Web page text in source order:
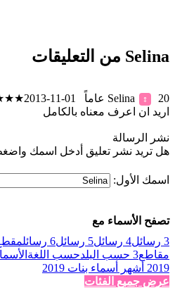
Selina من التعليقات
Selina ♀ 20 عاماً 01-11-2013 ★
★
اريد ان اعرف معناه بالكامل
نشر الرسالة
هل تريد نشر تعليق أدخل اسمك
اسمك الأول:
تصفح الأسماء مع
3 رسائل
4 رسائل 5 رسائل 6 رسائل
مقاطع3
حسب البلدحسب اللغة
2019 أشهر أسماء بنات 2019
عرض جميع الفئات